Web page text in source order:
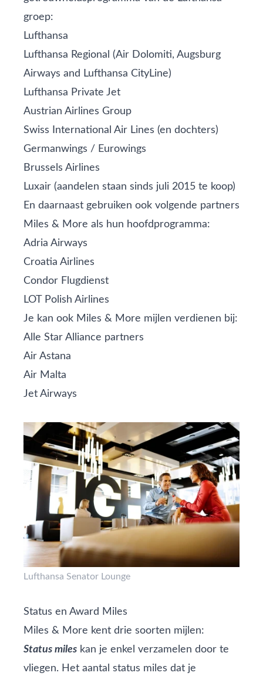
groep:
Lufthansa
Lufthansa Regional (Air Dolomiti, Augsburg
Airways and Lufthansa CityLine)
Lufthansa Private Jet
Austrian Airlines Group
Swiss International Air Lines (en dochters)
Germanwings / Eurowings
Brussels Airlines
Luxair (aandelen staan sinds juli 2015 te koop)
En daarnaast gebruiken ook volgende partners
Miles & More als hun hoofdprogramma:
Adria Airways
Croatia Airlines
Condor Flugdienst
LOT Polish Airlines
Je kan ook Miles & More mijlen verdienen bij:
Alle Star Alliance partners
Air Astana
Air Malta
Jet Airways
Lufthansa Senator Lounge
Status en Award Miles
Miles & More kent drie soorten mijlen:
Status miles kan je enkel verzamelen door te
vliegen. Het aantal status miles dat je